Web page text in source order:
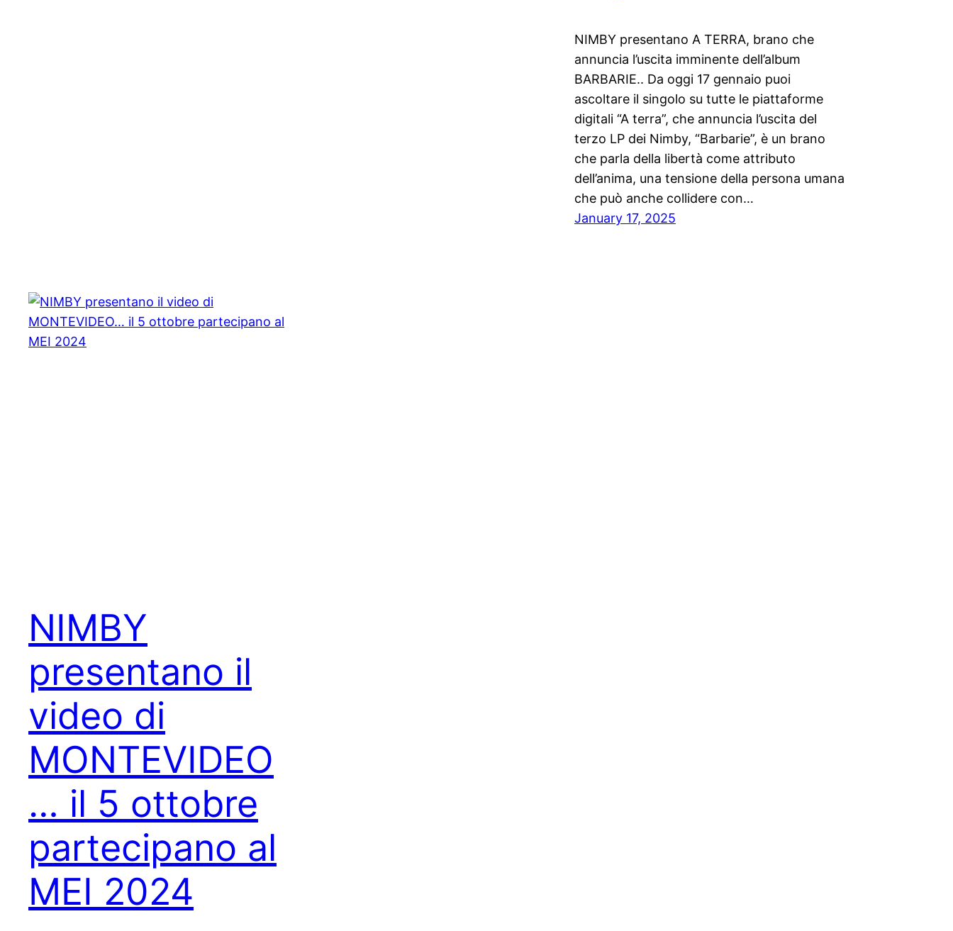
NIMBY presentano A TERRA, brano che
annuncia l’uscita imminente dell’album
BARBARIE.. Da oggi 17 gennaio puoi
ascoltare il singolo su tutte le piattaforme
digitali “A terra”, che annuncia l’uscita del
terzo LP dei Nimby, “Barbarie”, è un brano
che parla della libertà come attributo
dell’anima, una tensione della persona umana
che può anche collidere con…
January 17, 2025
NIMBY
presentano il
video di
MONTEVIDEO
… il 5 ottobre
partecipano al
MEI 2024